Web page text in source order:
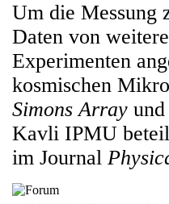
Um die Messung
Daten von
Experimenten
kosmischen
Simons Array
Kavli IPMU
im Journal